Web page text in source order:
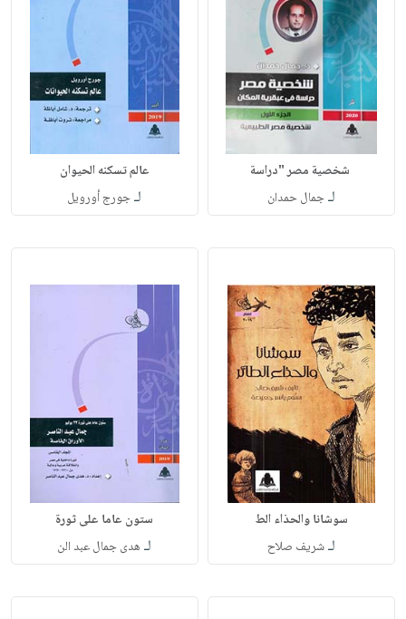
شخصية مصر "دراسة
لـجمال حمدان
عالم تسكنه الحيوان
لـجورج أورويل
سوشانا والحذاء الط
لـشريف صلاح
ستون عاما على ثورة
لـ هدى جمال عبد الن